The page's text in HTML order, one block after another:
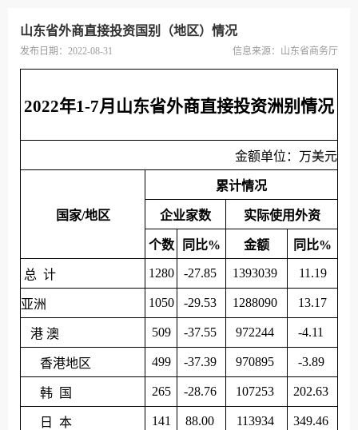
山东省外商直接投资国别（地区）情况
发布日期：2022-08-31 信息来源： 山东省商务厅
2022年1-7月山东省外商直接投资洲别情况
金额单位：万美元
国家/地区
累计情况
企业家数 实际使用外资
个数 同比% 金额 同比%
总 计 1280 -27.85 1393039 11.19
亚洲 1050 -29.53 1288090 13.17
港 澳 509 -37.55 972244 -4.11
香港地区 499 -37.39 970895 -3.89
韩 国 265 -28.76 107253 202.63
日 本 141 88.00 113934 349.46